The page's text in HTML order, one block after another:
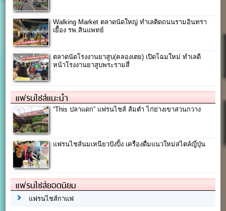
Walking Market ตลาดนัดใหญ่ ทำเลติดถนนรามอินทรา
เยื้อง รพ.สินแพทย์
ตลาดนัดโรงงานยาสูบ(คลองเตย) เปิดโฉมใหม่ ทำเลดี
หน้าโรงงานยาสูบพระรามสี่
แฟรนไชส์แนะนำ
“This ปลาแดก” แฟรนไชส์ ส้มตำ ไก่ย่างเขาสวนกวาง
แฟรนไชส์นมเหนียวปังปิ้ง เครื่องดื่มแนวใหม่สไตล์ญี่ปุ่น
แฟรนไชส์ยอดนิยม
แฟรนไชส์กาแฟ